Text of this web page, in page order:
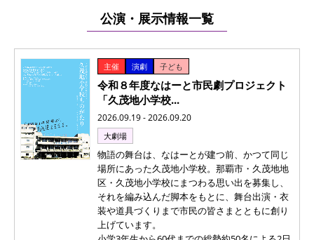
公演・展示情報一覧
主催 演劇 子ども
令和８年度なはーと市民劇プロジェクト
「久茂地小学校...
2026.09.19 - 2026.09.20
大劇場
物語の舞台は、なはーとが建つ前、かつて同じ
場所にあった久茂地小学校。那覇市・久茂地地
区・久茂地小学校にまつわる思い出を募集し、
それを編み込んだ脚本をもとに、舞台出演・衣
装や道具づくりまで市民の皆さまとともに創り
上げています。